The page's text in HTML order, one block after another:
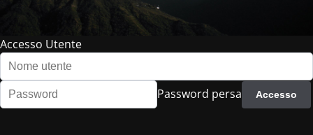
Accesso Utente
Password persa